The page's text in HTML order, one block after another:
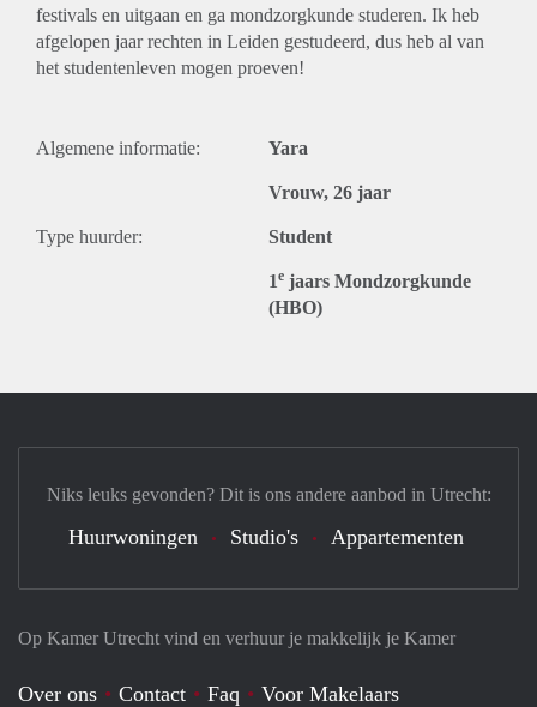
festivals en uitgaan en ga mondzorgkunde studeren. Ik heb
afgelopen jaar rechten in Leiden gestudeerd, dus heb al van
het studentenleven mogen proeven!
Algemene informatie: Yara
Vrouw, 26 jaar
Type huurder: Student
1e jaars Mondzorgkunde
(HBO)
Op Kamer Utrecht vind en verhuur je makkelijk je Kamer
Over ons Contact Faq Voor Makelaars
Niks leuks gevonden? Dit is ons andere aanbod in Utrecht:
Huurwoningen Studio's Appartementen